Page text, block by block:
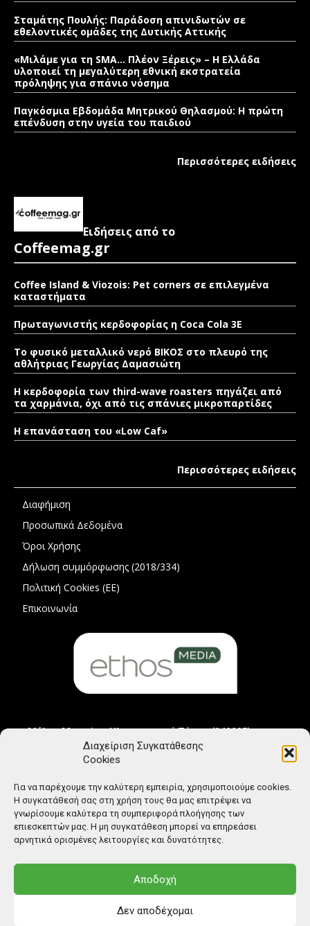
Διαχείριση Συγκατάθεσης
Cookies
Για να παρέχουμε την καλύτερη εμπειρία, χρησιμοποιούμε cookies.
Η συγκατάθεσή σας στη χρήση τους θα μας επιτρέψει να
γνωρίσουμε καλύτερα τη συμπεριφορά πλοήγησης των
επιεσκεπτών μας. Η μη συγκατάθεση μπορεί να επηρεάσει
αρνητικά ορισμένες λειτουργίες και δυνατότητες.
Αποδοχή
Δεν αποδέχομαι
Σταμάτης Πουλής: Παράδοση απινιδωτών σε
εθελοντικές ομάδες της Δυτικής Αττικής
«Μιλάμε για τη SMA… Πλέον Ξέρεις» – Η Ελλάδα
υλοποιεί τη μεγαλύτερη εθνική εκστρατεία
πρόληψης για σπάνιο νόσημα
Παγκόσμια Εβδομάδα Μητρικού Θηλασμού: Η πρώτη
επένδυση στην υγεία του παιδιού
Περισσότερες ειδήσεις
Ειδήσεις από το
Coffeemag.gr
Coffee Island & Viozois: Pet corners σε επιλεγμένα
καταστήματα
Πρωταγωνιστής κερδοφορίας η Coca Cola 3E
Το φυσικό μεταλλικό νερό ΒΙΚΟΣ στο πλευρό της
αθλήτριας Γεωργίας Δαμασιώτη
Η κερδοφορία των third-wave roasters πηγάζει από
τα χαρμάνια, όχι από τις σπάνιες μικροπαρτίδες
Η επανάσταση του «Low Caf»
Περισσότερες ειδήσεις
Διαφήμιση
Προσωπικά Δεδομένα
Όροι Χρήσης
Δήλωση συμμόρφωσης (2018/334)
Πολιτική Cookies (ΕΕ)
Επικοινωνία
Μέλος Μητρώου Ηλεκτρονικού Τύπου (242225)